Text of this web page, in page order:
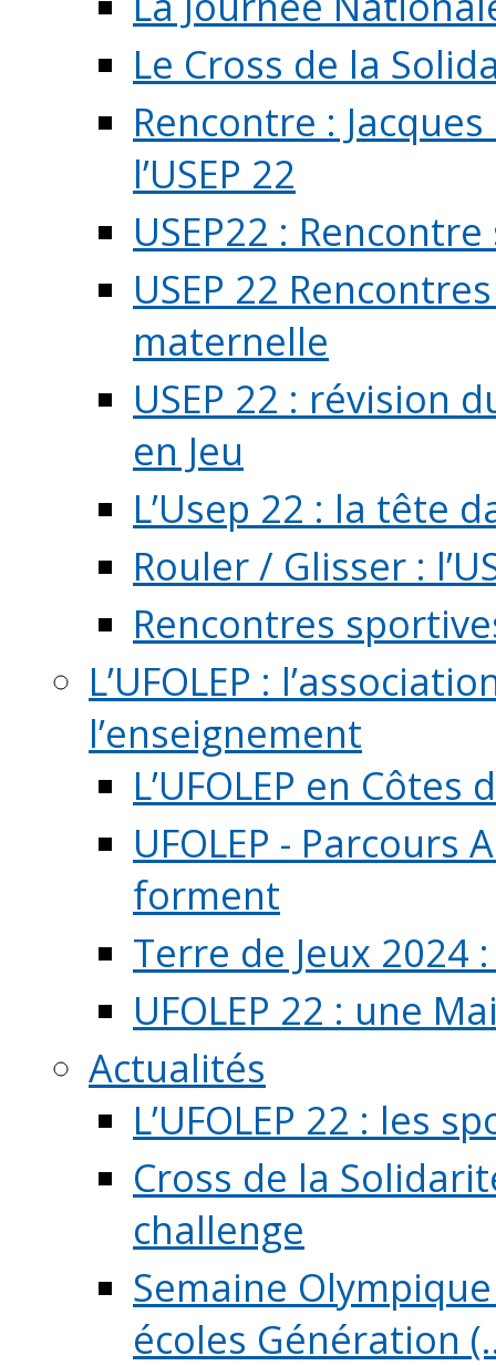
Le Cross de la
Rencontre :
l’USEP 22
USEP22 :
USEP 22
maternelle
USEP 22 : révision
en Jeu
L’Usep 22 : la tête
Rouler / Glisser :
Rencontres
L’UFOLEP :
l’enseignement
L’UFOLEP en Côtes
UFOLEP -
forment
Terre de Jeux 2024
UFOLEP 22 : une
Actualités
L’UFOLEP 22 : les
Cross de la
challenge
Semaine
écoles Génération